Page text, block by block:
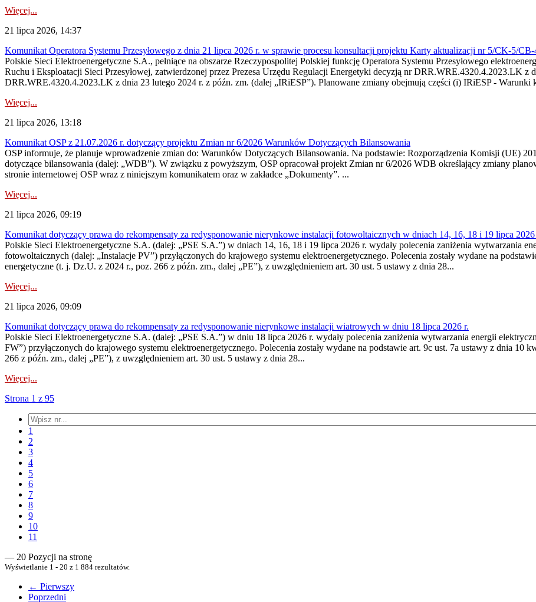
Więcej...
21 lipca 2026, 14:37
Komunikat Operatora Systemu Przesyłowego z dnia 21 lipca 2026 r. w sprawie procesu konsultacji projektu Karty aktualizacji nr 5/CK-5/
Polskie Sieci Elektroenergetyczne S.A., pełniące na obszarze Rzeczypospolitej Polskiej funkcję Operatora Systemu Przesyłowego
Ruchu i Eksploatacji Sieci Przesyłowej, zatwierdzonej przez Prezesa Urzędu Regulacji Energetyki decyzją nr DRR.WRE.4320.4.2023.LK z
DRR.WRE.4320.4.2023.LK z dnia 23 lutego 2024 r. z późn. zm. (dalej „IRiESP”). Planowane zmiany obejmują części (i) IRiESP - Warunki
Więcej...
21 lipca 2026, 13:18
Komunikat OSP z 21.07.2026 r. dotyczący projektu Zmian nr 6/2026 Warunków Dotyczących Bilansowania
OSP informuje, że planuje wprowadzenie zmian do: Warunków Dotyczących Bilansowania. Na podstawie: Rozporządzenia Komisji (UE)
dotyczące bilansowania (dalej: „WDB”). W związku z powyższym, OSP opracował projekt Zmian nr 6/2026 WDB określający zmiany
stronie internetowej OSP wraz z niniejszym komunikatem oraz w zakładce „Dokumenty”. ...
Więcej...
21 lipca 2026, 09:19
Komunikat dotyczący prawa do rekompensaty za redysponowanie nierynkowe instalacji fotowoltaicznych w dniach 14, 16, 18 i 19 lipca 2026
Polskie Sieci Elektroenergetyczne S.A. (dalej: „PSE S.A.”) w dniach 14, 16, 18 i 19 lipca 2026 r. wydały polecenia zaniżenia wytwarzania
fotowoltaicznych (dalej: „Instalacje PV”) przyłączonych do krajowego systemu elektroenergetycznego. Polecenia zostały wydane na
energetyczne (t. j. Dz.U. z 2024 r., poz. 266 z późn. zm., dalej „PE”), z uwzględnieniem art. 30 ust. 5 ustawy z dnia 28...
Więcej...
21 lipca 2026, 09:09
Komunikat dotyczący prawa do rekompensaty za redysponowanie nierynkowe instalacji wiatrowych w dniu 18 lipca 2026 r.
Polskie Sieci Elektroenergetyczne S.A. (dalej: „PSE S.A.”) w dniu 18 lipca 2026 r. wydały polecenia zaniżenia wytwarzania energii
FW”) przyłączonych do krajowego systemu elektroenergetycznego. Polecenia zostały wydane na podstawie art. 9c ust. 7a ustawy z dnia
266 z późn. zm., dalej „PE”), z uwzględnieniem art. 30 ust. 5 ustawy z dnia 28...
Więcej...
Strona 1 z 95
1
2
3
4
5
6
7
8
9
10
11
— 20 Pozycji na stronę
Wyświetlanie 1 - 20 z 1 884 rezultatów.
← Pierwszy
Poprzedni